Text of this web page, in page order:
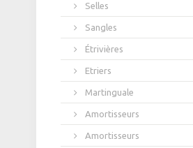
Selles
Sangles
Étrivières
Etriers
Martinguale
Amortisseurs
Amortisseurs